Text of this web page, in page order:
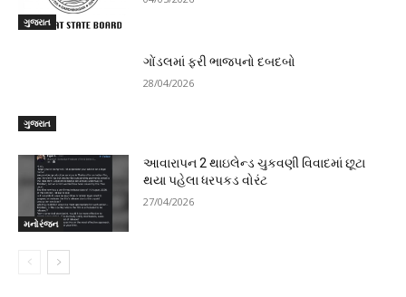
ગુજરાત
ગુજરાત
ગોંડલમાં ફરી ભાજપનો દબદબો
28/04/2026
મનોરંજન
આવારાપન 2 થાઇલેન્ડ ચુકવણી વિવાદમાં છૂટા
થયા પહેલા ધરપકડ વોરંટ
27/04/2026